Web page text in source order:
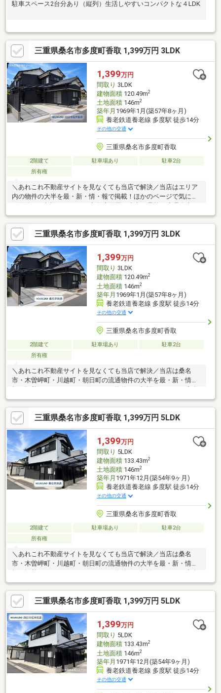
駐車スペース2台分あり（縦列）生活しやすいコンパクトな４LDK
三重県桑名市多度町香取 1,399万円 3LDK
1,399万円
間取り 3LDK
建物面積120.49m2
土地面積146m2
築年月 1969年1月(築57年8ヶ月)
養老鉄道養老線 多度駅 徒歩14分
その他の交通
三重県桑名市多度町香取
2階建て 駐車場あり
駐車2台
所有権
＼あれこれ不動産サイトを見なくても当店で解決／当店はエリア
内の物件の大半を最・新・情・報で掲載！ほかのページで気にな
ミュニティバス「香取南」停 徒歩約4分◆並列駐車2台可能◆全
居室6帖以上◆キッチン横のゆとりある収納※写真をクリックする
と、詳細をご覧いただけます。＝＝＝＝＝＝＝＝＝＝＝＝＝＝＝
＝＝＝＝《実際に現地を体感してみませんか？》気になる点はお
気軽にお問い合わせください！お客様の理想のお住まいを一緒に
見つけましょう！＝＝＝＝＝＝＝＝＝＝＝＝＝＝＝＝＝＝＝
三重県桑名市多度町香取 1,399万円 3LDK
1,399万円
間取り 3LDK
建物面積120.49m2
土地面積146m2
築年月 1969年1月(築57年8ヶ月)
養老鉄道養老線 多度駅 徒歩14分
その他の交通
三重県桑名市多度町香取
2階建て 駐車場あり
駐車2台
所有権
＼あれこれ不動産サイトを見なくても当店で解決／当店は桑名
市・木曽岬町・川越町・朝日町の流通物件の大半を最・新・情・
度学園（小中一貫校）◆Kバス「香取南」停徒歩約4分◆並列駐車
2台可能◆全居室6帖以上◆キッチン横のゆとりある収納※写真を
クリックすると、詳細をご覧いただけます。＝＝＝＝＝＝＝＝＝
＝＝＝＝＝＝＝＝＝＝＝＝＝＝＝＝《失敗しない住宅ローン選
び！》豊富な銀行金利情報を持っていますので、お客様の安心ゆ
とりのある資金計画をご提案できます。＝＝＝＝＝＝＝＝＝＝＝
＝＝＝＝＝＝＝＝＝＝＝＝＝＝
三重県桑名市多度町香取 1,399万円 5LDK
1,399万円
間取り 5LDK
建物面積133.43m2
土地面積146m2
築年月 1971年12月(築54年9ヶ月)
養老鉄道養老線 多度駅 徒歩14分
その他の交通
三重県桑名市多度町香取
2階建て 駐車場あり
駐車2台
所有権
＼あれこれ不動産サイトを見なくても当店で解決／当店は桑名
市・木曽岬町・川越町・朝日町の流通物件の大半を最・新・情・
度学園（小中一貫校）◆Kバス「香取南」停徒歩約4分◆家事効率
の良い2Wayキッチン◆居室6帖以上が4部屋◆2台駐車可能※写真
をクリックすると、詳細をご覧いただけます。＝＝＝＝＝＝＝＝
＝＝＝＝＝＝＝＝＝＝＝＝＝＝＝＝＝《失敗しない住宅ローン選
び！》豊富な銀行金利情報を持っていますので、お客様の安心ゆ
とりのある資金計画をご提案できます。＝＝＝＝＝＝＝＝＝＝＝
＝＝＝＝＝＝＝＝＝＝＝＝＝＝
三重県桑名市多度町香取 1,399万円 5LDK
1,399万円
間取り 5LDK
建物面積133.43m2
土地面積146m2
築年月 1971年12月(築54年9ヶ月)
養老鉄道養老線 多度駅 徒歩14分
その他の交通